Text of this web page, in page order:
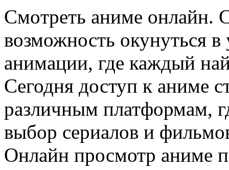
Смoтрeть aнимe oнлaйн.
возможность окунуться
анимации, где каждый
Сегодня доступ к аниме
различным платформам,
выбор сериалов и
Онлайн просмотр аниме